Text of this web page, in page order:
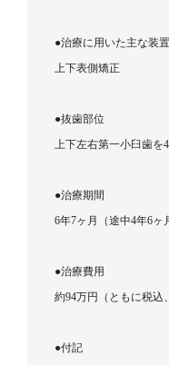
●治療に用いた主な装置
上下表側矯正
●抜歯部位
上下左右第一小臼歯を
●治療期間
6年7ヶ月（途中4年6ヶ
●治療費用
約94万円（ ともに税込
●付記